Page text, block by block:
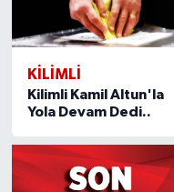
KILIMLI
Kilimli Kamil Altun'la
Yola Devam Dedi..